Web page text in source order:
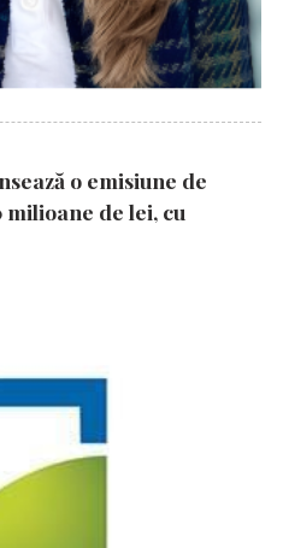
o emisiune de
milioane de lei, cu